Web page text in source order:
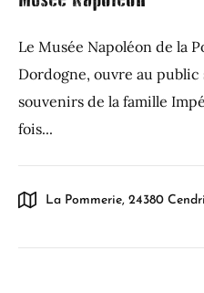
Le Musée Napoléon de la
Dordogne, ouvre au
souvenirs de la famille
fois...
La Pommerie, 24380